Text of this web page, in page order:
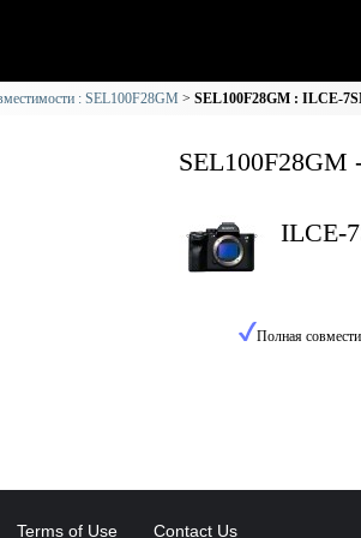
: SEL100F28GM SEL100F28GM : ILCE-
ILCE-
Полная
Terms of Use Contact Us